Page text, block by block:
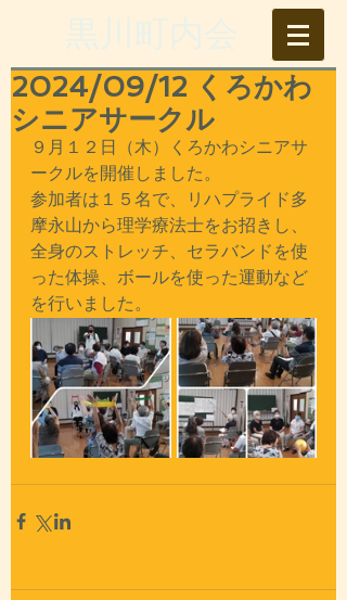
2024/09/12 くろかわ
シニアサークル
９月１２日（木）くろかわシニアサ
ークルを開催しました。
参加者は１５名で、リハプライド多
摩永山から理学療法士をお招きし、
全身のストレッチ、セラバンドを使
った体操、ボールを使った運動など
を行いました。